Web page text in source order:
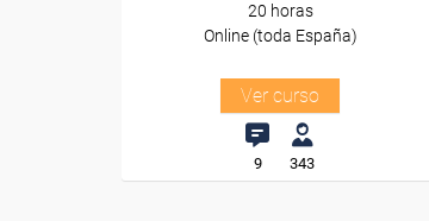
20 horas
Online (toda España)
Ver curso
9 343